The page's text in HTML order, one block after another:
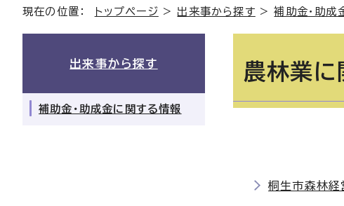
現在の位置： トップページ > 出来事から探す >補助金・助成
農林業に
桐生市森林経
出来事から探す
補助金・助成金に関する情報